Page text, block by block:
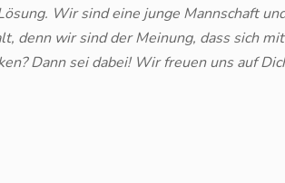
Wir sind eine junge Mannschaft
denn wir sind der Meinung, dass sich
Dann sei dabei! Wir freuen uns auf